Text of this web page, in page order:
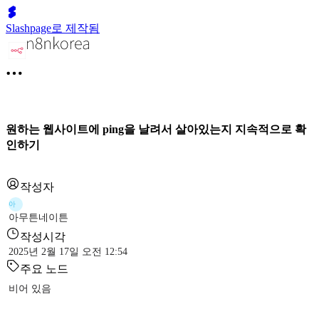
Slashpage로 제작됨
원하는 웹사이트에 ping을 날려서 살아있는지 지속적으로 확
인하기
작성자
아
아무튼네이튼
작성시각
2025년 2월 17일 오전 12:54
주요 노드
비어 있음